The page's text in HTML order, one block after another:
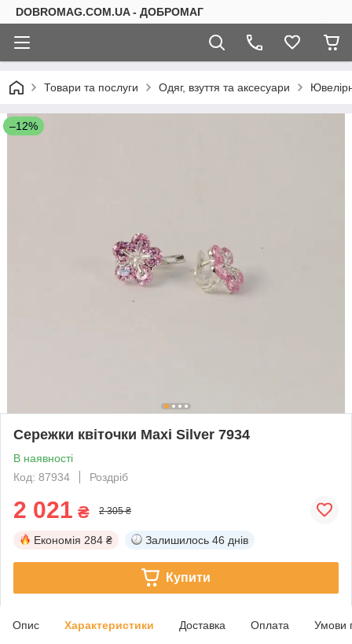
DOBROMAG.COM.UA - ДОБРОМАГ
Товари та послуги Одяг, взуття та аксесуари
–12%
Сережки квіточки Maxi Silver 7934
В наявності
Код: 87934
Роздріб
2 021 ₴ 2 305 ₴
Економія 284 ₴ Залишилось 46 днів
Купити
Опис Характеристики Доставка Оплата Умови